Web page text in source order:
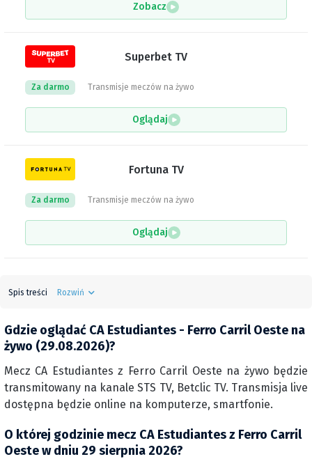
Zobacz
Superbet TV
Transmisje meczów na żywo
Za darmo
Oglądaj
Fortuna TV
Transmisje meczów na żywo
Za darmo
Oglądaj
Spis treści Rozwiń
Gdzie oglądać CA Estudiantes - Ferro Carril Oeste na
żywo (29.08.2026)?
Mecz CA Estudiantes z Ferro Carril Oeste na żywo będzie
transmitowany na kanale STS TV, Betclic TV. Transmisja live
dostępna będzie online na komputerze, smartfonie.
O której godzinie mecz CA Estudiantes z Ferro Carril
Oeste w dniu 29 sierpnia 2026?